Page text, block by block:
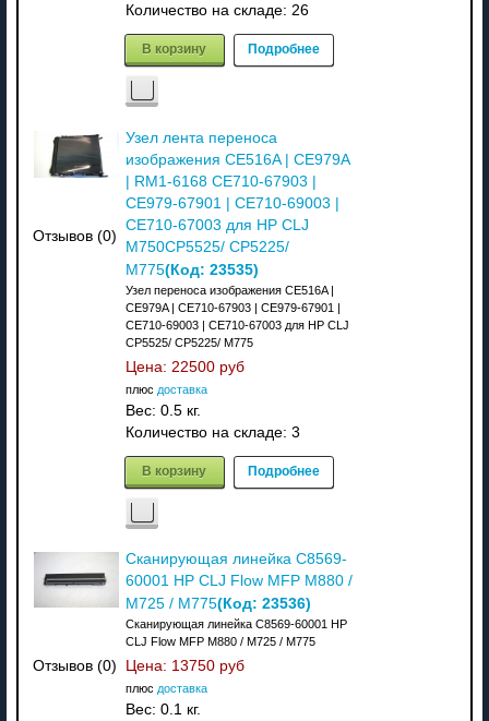
Количество на складе: 26
В корзину Подробнее
Отзывов (0)
Узел лента переноса
изображения CE516A | CE979A
| RM1-6168 CE710-67903 |
CE979-67901 | CE710-69003 |
CE710-67003 для HP CLJ
M750CP5525/ CP5225/
M775(Код: 23535)
Узел переноса изображения CE516A |
CE979A | CE710-67903 | CE979-67901 |
CE710-69003 | CE710-67003 для HP CLJ
CP5525/ CP5225/ M775
Цена: 22500 руб
плюс доставка
Вес: 0.5 кг.
Количество на складе: 3
В корзину Подробнее
Отзывов (0)
Сканирующая линейка C8569-
60001 HP CLJ Flow MFP M880 /
M725 / M775(Код: 23536)
Сканирующая линейка C8569-60001 HP
CLJ Flow MFP M880 / M725 / M775
Цена: 13750 руб
плюс доставка
Вес: 0.1 кг.